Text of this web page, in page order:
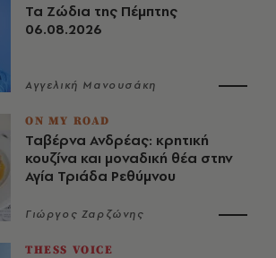
Τα Ζώδια της Πέμπτης
06.08.2026
Αγγελική Μανουσάκη
ON MY ROAD
Ταβέρνα Ανδρέας: κρητική
κουζίνα και μοναδική θέα στην
Αγία Τριάδα Ρεθύμνου
Γιώργος Ζαρζώνης
THESS VOICE